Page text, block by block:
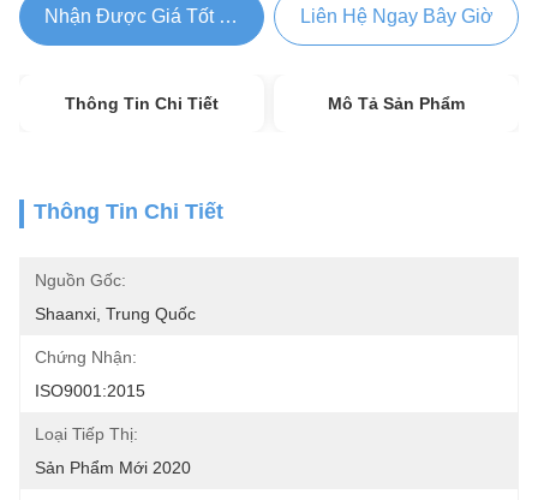
Nhận Được Giá Tốt Nhất Liên Hệ Ngay Bây Giờ
Thông Tin Chi Tiết Mô Tả Sản Phẩm
Thông Tin Chi Tiết
Nguồn Gốc:
Shaanxi, Trung Quốc
Chứng Nhận:
ISO9001:2015
Loại Tiếp Thị:
Sản Phẩm Mới 2020